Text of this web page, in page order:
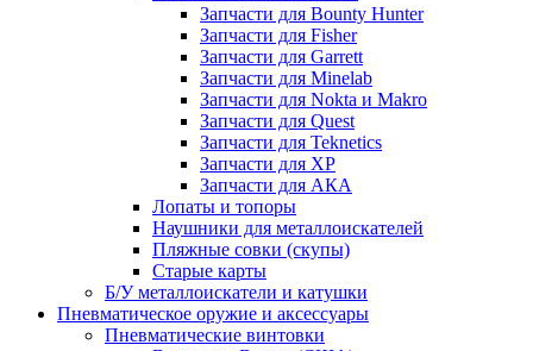
Запчасти для Bounty Hunter
Запчасти для Fisher
Запчасти для Garrett
Запчасти для Minelab
Запчасти для Nokta и Makro
Запчасти для Quest
Запчасти для Teknetics
Запчасти для XP
Запчасти для АКА
Лопаты и топоры
Наушники для металлоискателей
Пляжные совки (скупы)
Старые карты
Б/У металлоискатели и катушки
Пневматическое оружие и аксессуары
Пневматические винтовки